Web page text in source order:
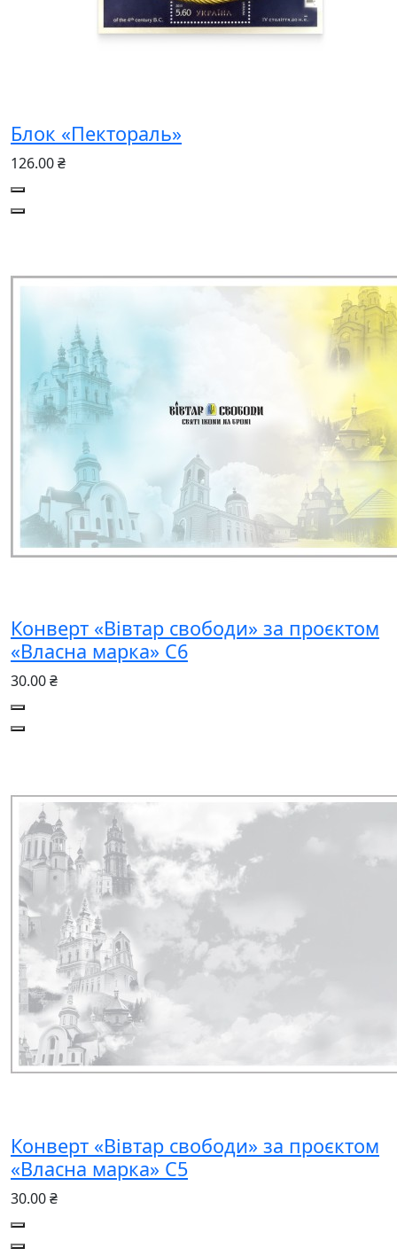
Блок «Пектораль»
126.00 ₴
Конверт «Вівтар свободи» за проєктом
«Власна марка» C6
30.00 ₴
Конверт «Вівтар свободи» за проєктом
«Власна марка» C5
30.00 ₴